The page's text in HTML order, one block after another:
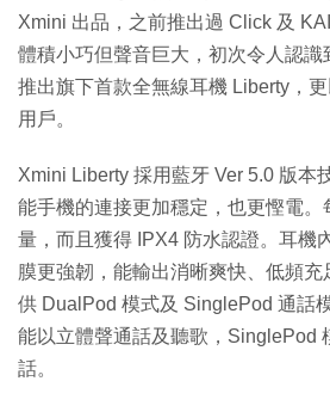
Xmini 出品，之前推出過 Click 及
體積小巧但聲音巨大，初次令人認
推出旗下首款全無線耳機 Liberty，更
用戶。
Xmini Liberty 採用藍牙 Ver 5.0 版本
能手機的連接更加穩定，也更慳電。
量，而且獲得 IPX4 防水認證。耳機
膜更強韌，能輸出消晰爽快、低頻
供 DualPod 模式及 SinglePod 通話
能以立體聲通話及聽歌，SinglePod
話。